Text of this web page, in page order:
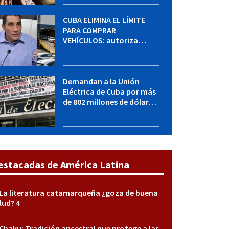
CUBA ELIMINA EL LÍMITE
PARA COMPRAR
VEHÍCULOS: autoriza
Demandan a la Unión
Eléctrica de Cuba por más
de 802 millones de dólares
de América Latina
literatura catamarqueña ¿goza de buena
4